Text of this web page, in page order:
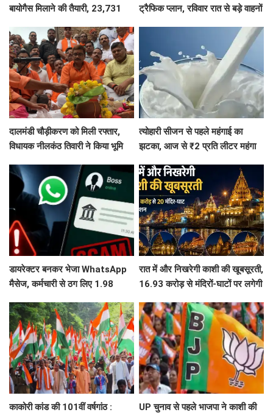
बायोगैस मिलाने की तैयारी, 23,731
ट्रैफिक प्लान, रविवार रात से बड़े वाहनों
दालमंडी चौड़ीकरण को मिली रफ्तार,
विधायक नीलकंठ तिवारी ने किया भूमि
सड़क
त्योहारी सीजन से पहले महंगाई का
झटका, आज से ₹2 प्रति लीटर महंगा
डायरेक्टर बनकर भेजा WhatsApp
मैसेज, कर्मचारी से ठग लिए 1.98
वापस दिला दिए 1.83 करोड़
रात में और निखरेगी काशी की खूबसूरती,
16.93 करोड़ से मंदिरों-घाटों पर लगेगी
काकोरी कांड की 101वीं वर्षगांठ :
UP चुनाव से पहले भाजपा ने काशी की